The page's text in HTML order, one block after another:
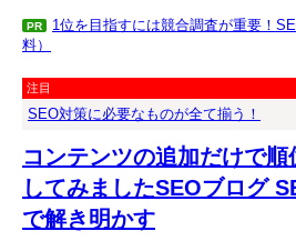
PR
1位を目指すには競合調査が重要！
料）
注目
SEO対策に必要なものが全て揃う！
コンテンツの追加だけで
してみましたSEOブログ
で解き明かす